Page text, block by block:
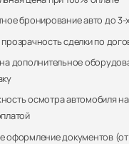
бронирование авто до 3-
сделки по
дополнительное
осмотра автомобиля
оформление документов